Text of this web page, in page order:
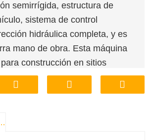
semirrígida, estructura de
sistema de control
hidráulica completa, y es
mano de obra. Esta máquina
construcción en sitios
operación flexible y alta
de calefacción y ventilación
tiene un diseño
producto